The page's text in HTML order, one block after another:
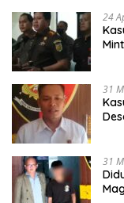
24
31
31